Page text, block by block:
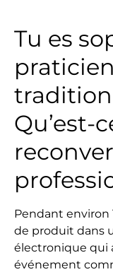
Tu es
Qu’est-
Pendant environ
de produit dans
électronique qui
événement